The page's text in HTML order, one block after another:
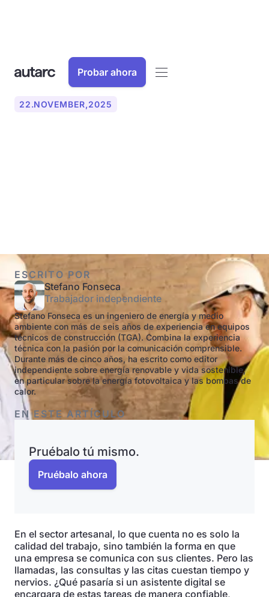
Probar ahora
22.NOVEMBER,2025
ESCRITO POR
Stefano Fonseca
Trabajador independiente
Stefano Fonseca es un ingeniero de energía y medio
ambiente con más de seis años de experiencia en equipos
técnicos de construcción (TGA). Combina la experiencia
técnica con la pasión por la comunicación comprensible.
Durante más de cinco años, ha escrito como editor
independiente sobre energía renovable y vida sostenible,
en particular sobre la energía fotovoltaica y las bombas de
calor.
EN ESTE ARTÍCULO
Pruébalo tú mismo.
Pruébalo ahora
En el sector artesanal, lo que cuenta no es solo la
calidad del trabajo, sino también la forma en que
una empresa se comunica con sus clientes. Pero las
llamadas, las consultas y las citas cuestan tiempo y
nervios. ¿Qué pasaría si un asistente digital se
encargara de estas tareas de manera confiable,